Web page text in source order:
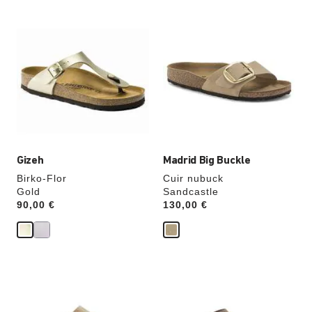
Gizeh
Birko-Flor
Gold
Price:
90,00 €
échantillons
de
couleurs
modifiera
Madrid Big Buckle
Cuir nubuck
Sandcastle
Price:
130,00 €
de
couleurs
modifiera